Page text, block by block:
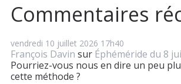
Commentaires
vendredi 10 juillet 2026 17h40
François Davin sur Éphéméride du 8
Pourriez-vous nous en dire un peu
cette méthode ?